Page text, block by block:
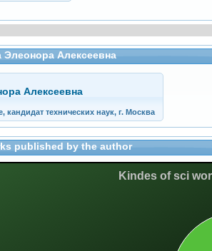
Алексеевна
Алексеевна
технических наук, г. Москва
published by the author
Kindes of sci